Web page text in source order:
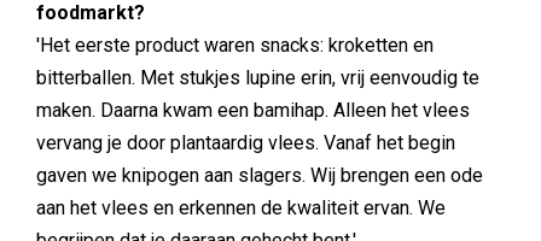
foodmarkt?
'Het eerste product waren snacks: kroketten en
bitterballen. Met stukjes lupine erin, vrij eenvoudig te
maken. Daarna kwam een bamihap. Alleen het vlees
vervang je door plantaardig vlees. Vanaf het begin
gaven we knipogen aan slagers. Wij brengen een ode
aan het vlees en erkennen de kwaliteit ervan. We